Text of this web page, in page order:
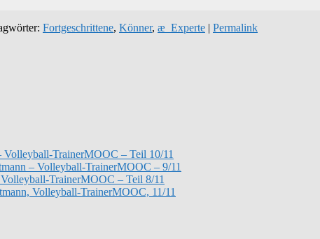
Fortgeschrittene, Könner, æ_Experte | Permalink
TrainerMOOC – Teil 10/11
– Volleyball-TrainerMOOC – 9/11
TrainerMOOC – Teil 8/11
Volleyball-TrainerMOOC, 11/11